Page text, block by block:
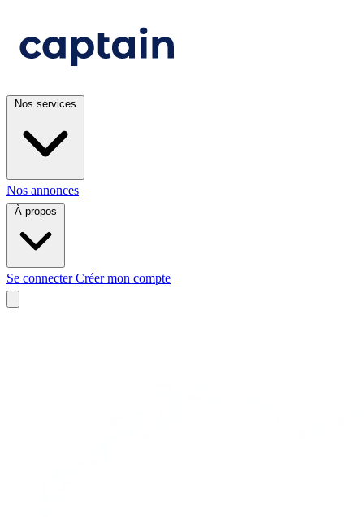
Nos annonces
Se connecterCréer mon compte